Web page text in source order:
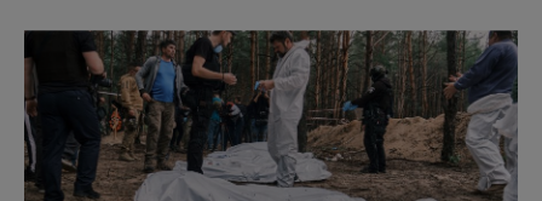
CONCURSURI
PODCAST
ASCULTĂ
LIVE